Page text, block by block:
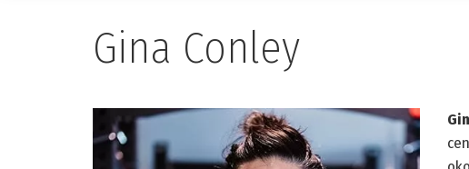
Gina Conley